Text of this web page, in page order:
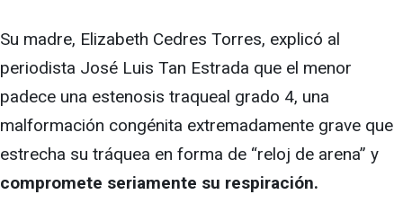
Su madre, Elizabeth Cedres Torres, explicó al
periodista José Luis Tan Estrada que el menor
padece una estenosis traqueal grado 4, una
malformación congénita extremadamente grave que
estrecha su tráquea en forma de “reloj de arena” y
compromete seriamente su respiración.